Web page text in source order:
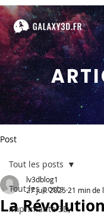
Post
Tout les posts
imprimante 3D,
Tout les posts
La
lv3dblog1
27 juil. 2025 21 min de